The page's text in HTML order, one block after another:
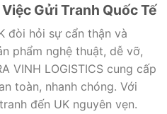
Gửi Tranh Quốc Tế
đòi hỏi sự cẩn thận và
phẩm nghệ thuật, dễ vỡ,
VINH LOGISTICS cung cấp
toàn, nhanh chóng. Với
đến UK nguyên vẹn.